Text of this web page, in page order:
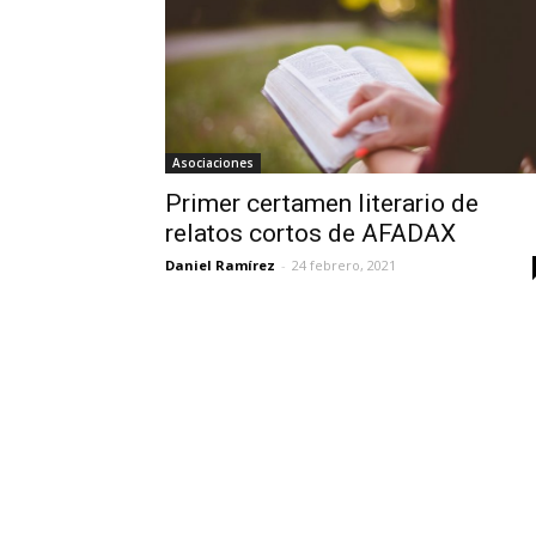
Asociaciones
Primer certamen literario de
relatos cortos de AFADAX
Daniel Ramírez - 24 febrero, 2021